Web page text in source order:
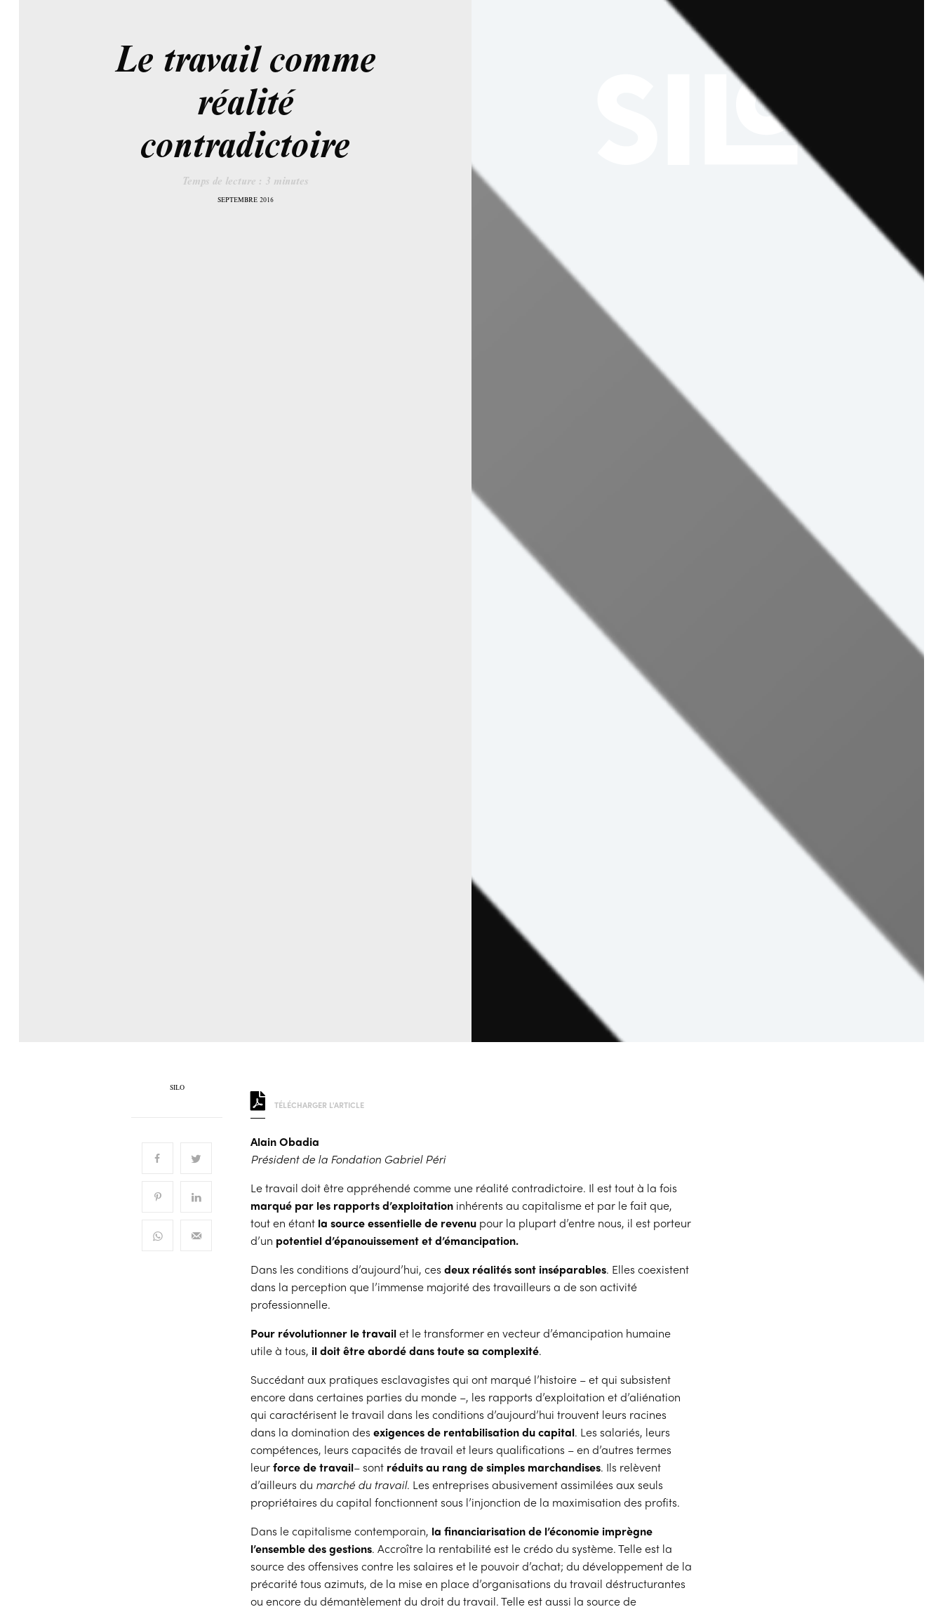
Le travail comme
réalité
contradictoire
Temps de lecture : 3 minutes
SEPTEMBRE 2016
SILO
TÉLÉCHARGER L'ARTICLE
Alain Obadia
Président de la Fondation Gabriel Péri
Le travail doit être appréhendé comme une réalité contradictoire. Il est tout à la fois
marqué par les rapports d’exploitation inhérents au capitalisme et par le fait que,
tout en étant la source essentielle de revenu pour la plupart d’entre nous, il est porteur
d’un potentiel d’épanouissement et d’émancipation.
Dans les conditions d’aujourd’hui, cesdeux réalités sont inséparables. Elles coexistent
dans la perception que l’immense majorité des travailleurs a de son activité
professionnelle.
Pour révolutionner le travailet le transformer en vecteur d’émancipation humaine
utile à tous, ildoit être abordé dans toute sa complexité.
Succédant aux pratiques esclavagistes qui ont marqué l’histoire – et qui subsistent
encore dans certaines parties du monde –, les rapports d’exploitation et d’aliénation
qui caractérisent le travail dans les conditions d’aujourd’hui trouvent leurs racines
dans la domination desexigences de rentabilisation du capital. Les salariés, leurs
compétences, leurs capacités de travail et leurs qualifications – en d’autres termes
leurforce de travail– sont réduits au rang de simples marchandises. Ils relèvent
d’ailleurs du marché du travail. Les entreprises abusivement assimilées aux seuls
propriétaires du capital fonctionnent sous l’injonction de la maximisation des profits.
Dans le capitalisme contemporain, la financiarisation de l’économie imprègne
l’ensemble des gestions. Accroître la rentabilité est le crédo du système. Telle est la
source des offensives contre les salaires et le pouvoir d’achat; du développement de la
précarité tous azimuts, de la mise en place d’organisations du travail déstructurantes
ou encore du démantèlement du droit du travail. Telle est aussi la source de